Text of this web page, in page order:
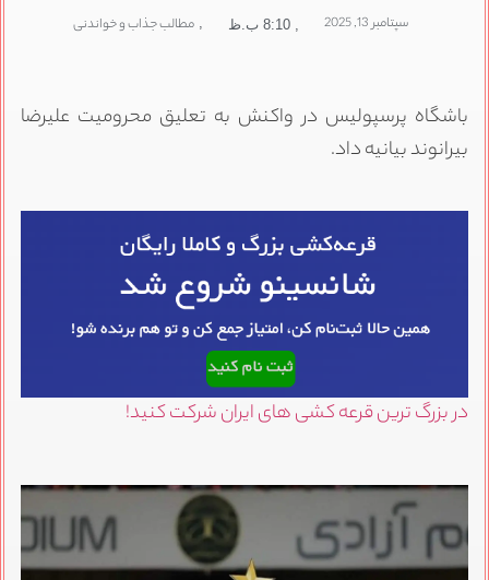
سپتامبر 13, 2025 8:10 ب.ظ , مطالب جذاب و خواندنی
باشگاه پرسپولیس در واکنش به تعلیق محرومیت علیرضا
بیرانوند بیانیه داد.
در بزرگ ترین قرعه کشی های ایران شرکت کنید!